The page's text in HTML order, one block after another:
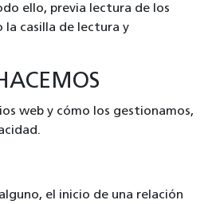
ello, previa lectura de los
casilla de lectura y
web y cómo los gestionamos,
el inicio de una relación